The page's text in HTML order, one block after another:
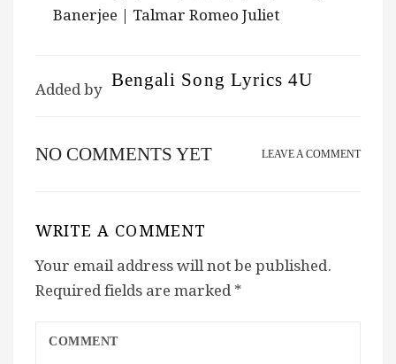
Banerjee | Talmar Romeo Juliet
Added by Bengali Song Lyrics 4U
NO COMMENTS YET LEAVE A COMMENT
WRITE A COMMENT
Your email address will not be published.
Required fields are marked*